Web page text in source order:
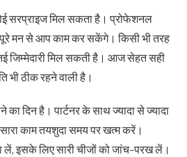
सरप्राइज मिल सकता है। प्रोफेशनल
मन से आप काम कर सकेंगे। किसी भी तरह
जिम्मेदारी मिल सकती है। आज सेहत सही
भी ठीक रहने वाली है।
का दिन है। पार्टनर के साथ ज्यादा से ज्यादा
काम तयशुदा समय पर खत्म करें।
इसके लिए सारी चीजों को जांच-परख लें।